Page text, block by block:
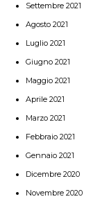
Settembre 2021
Agosto 2021
Luglio 2021
Giugno 2021
Maggio 2021
Aprile 2021
Marzo 2021
Febbraio 2021
Gennaio 2021
Dicembre 2020
Novembre 2020